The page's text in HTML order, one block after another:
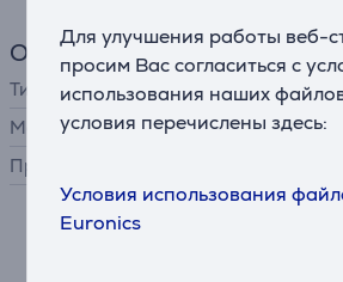
Для улучшения работы веб-
просим Вас согласиться с
использования наших
условия перечислены здесь:
Условия использования
Euronics
Общий параметр
Тип
Материал
Производитель